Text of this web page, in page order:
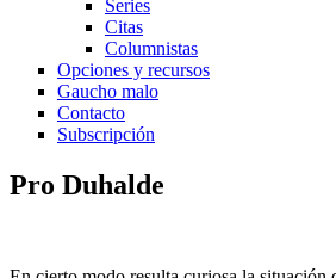
Series
Citas
Columnistas
Opciones y recursos
Gaucho malo
Contacto
Subscripción
Pro Duhalde